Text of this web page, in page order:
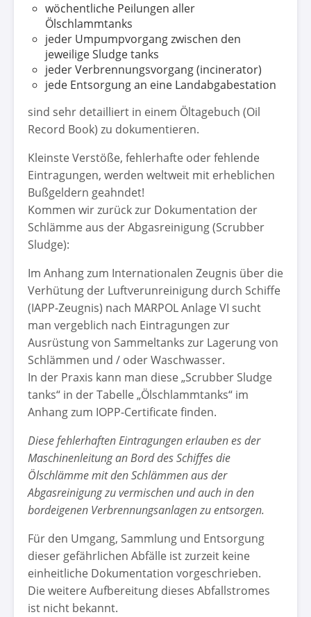
wöchentliche Peilungen aller
Ölschlammtanks
jeder Umpumpvorgang zwischen den
jeweilige Sludge tanks
jeder Verbrennungsvorgang (incinerator)
jede Entsorgung an eine Landabgabestation
sind sehr detailliert in einem Öltagebuch (Oil
Record Book) zu dokumentieren.
Kleinste Verstöße, fehlerhafte oder fehlende
Eintragungen, werden weltweit mit erheblichen
Bußgeldern geahndet!
Kommen wir zurück zur Dokumentation der
Schlämme aus der Abgasreinigung (Scrubber
Sludge):
Im Anhang zum Internationalen Zeugnis über die
Verhütung der Luftverunreinigung durch Schiffe
(IAPP-Zeugnis) nach MARPOL Anlage VI sucht
man vergeblich nach Eintragungen zur
Ausrüstung von Sammeltanks zur Lagerung von
Schlämmen und / oder Waschwasser.
In der Praxis kann man diese „Scrubber Sludge
tanks“ in der Tabelle „Ölschlammtanks“ im
Anhang zum IOPP-Certificate finden.
Diese fehlerhaften Eintragungen erlauben es der
Maschinenleitung an Bord des Schiffes die
Ölschlämme mit den Schlämmen aus der
Abgasreinigung zu vermischen und auch in den
bordeigenen Verbrennungsanlagen zu entsorgen.
Für den Umgang, Sammlung und Entsorgung
dieser gefährlichen Abfälle ist zurzeit keine
einheitliche Dokumentation vorgeschrieben.
Die weitere Aufbereitung dieses Abfallstromes
ist nicht bekannt.